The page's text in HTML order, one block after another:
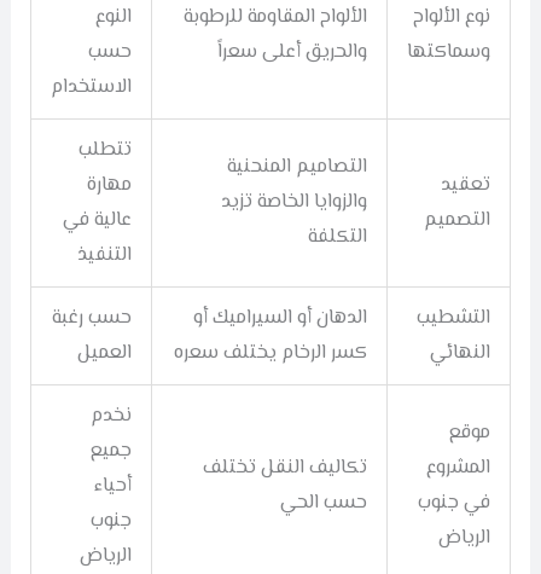
نوع الألواح
وسماكتها
الألواح المقاومة للرطوبة
والحريق أعلى سعراً
النوع
حسب
الاستخدام
تعقيد
التصميم
التصاميم المنحنية
والزوايا الخاصة تزيد
التكلفة
تتطلب
مهارة
عالية في
التنفيذ
التشطيب
النهائي
الدهان أو السيراميك أو
كسر الرخام يختلف سعره
حسب رغبة
العميل
موقع
المشروع
في جنوب
الرياض
تكاليف النقل تختلف
حسب الحي
نخدم
جميع
أحياء
جنوب
الرياض